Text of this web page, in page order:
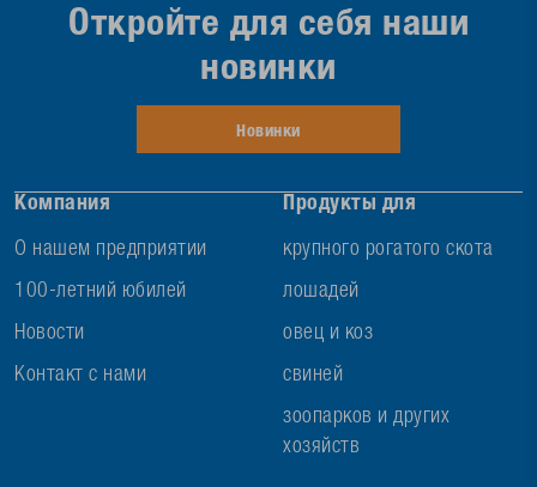
Компания
О нашем предприятии
100-летний юбилей
Новости
Контакт с нами
Продукты для
крупного рогатого скота
лошадей
овец и коз
свиней
зоопарков и других
хозяйств
Откройте для себя наши
новинки
Новинки